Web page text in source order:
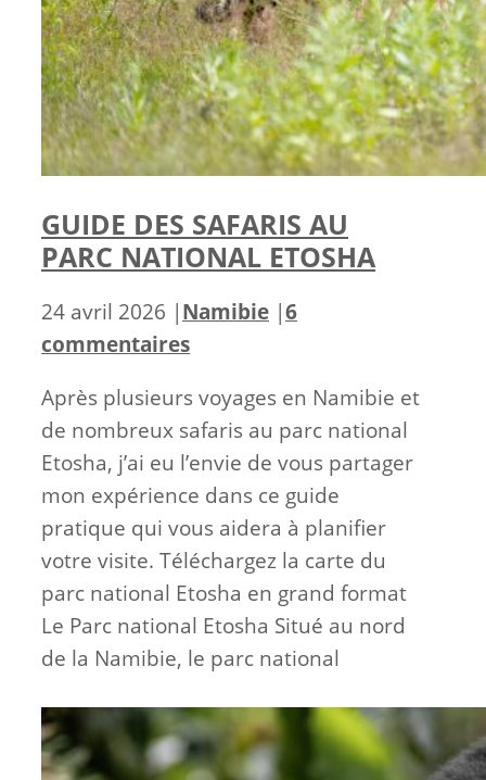
GUIDE DES SAFARIS AU
PARC NATIONAL ETOSHA
24 avril 2026 |Catégories
Namibie |6
commentaires
Après plusieurs voyages en Namibie et
de nombreux safaris au parc national
Etosha, j’ai eu l’envie de vous partager
mon expérience dans ce guide
pratique qui vous aidera à planifier
votre visite. Téléchargez la carte du
parc national Etosha en grand format
Le Parc national Etosha Situé au nord
de la Namibie, le parc national